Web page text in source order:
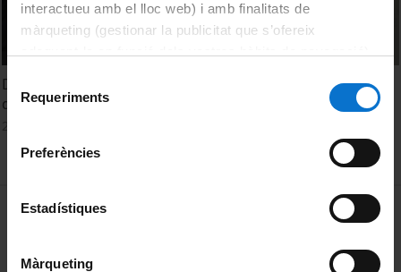
interactueu amb el lloc web) i amb finalitats de
màrqueting (gestionar la publicitat que s’ofereix
consultar laPolítica de galetes del lloc web de la
Selecció
de Requeriments
Preferències
Estadístiques
Màrqueting
Diálogo: Los efectos de la crisis del COVID 19 y el futuro
de la educación
MENÚ PEU 1